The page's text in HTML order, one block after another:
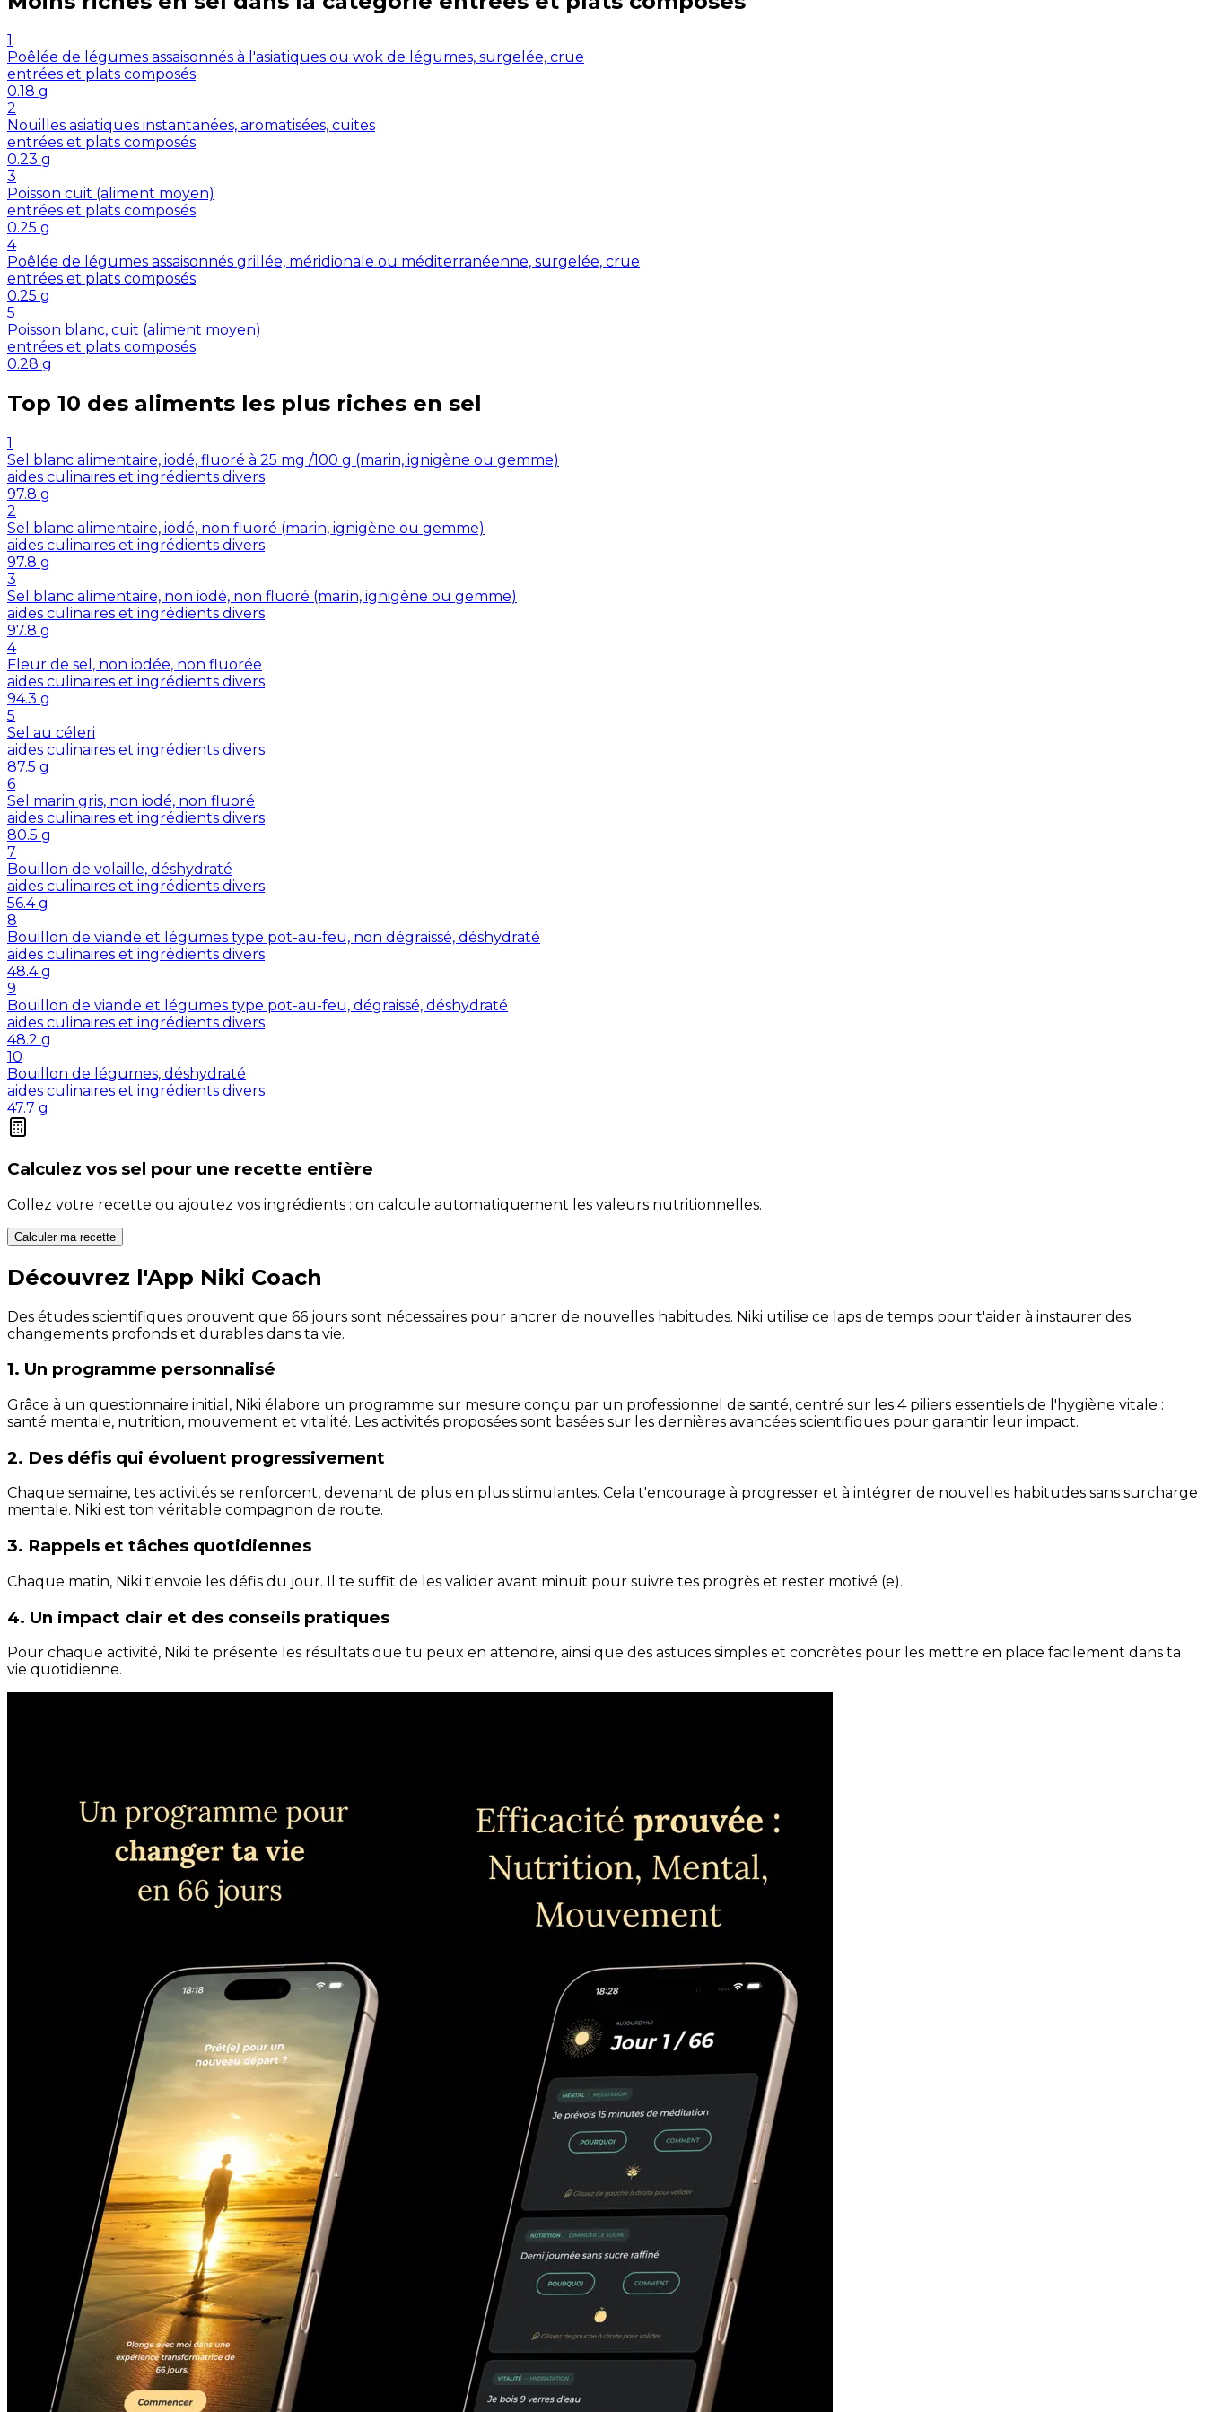
1
Poêlée de légumes assaisonnés à l'asiatiques ou wok de légumes, surgelée, crue
entrées et plats composés
0.18 g
2
Nouilles asiatiques instantanées, aromatisées, cuites
entrées et plats composés
0.23 g
3
Poisson cuit (aliment moyen)
entrées et plats composés
0.25 g
4
Poêlée de légumes assaisonnés grillée, méridionale ou méditerranéenne, surgelée, crue
entrées et plats composés
0.25 g
5
Poisson blanc, cuit (aliment moyen)
entrées et plats composés
0.28 g
Top 10 des aliments les plus riches en sel
1
Sel blanc alimentaire, iodé, fluoré à 25 mg /100 g (marin, ignigène ou gemme)
aides culinaires et ingrédients divers
97.8 g
2
Sel blanc alimentaire, iodé, non fluoré (marin, ignigène ou gemme)
aides culinaires et ingrédients divers
97.8 g
3
Sel blanc alimentaire, non iodé, non fluoré (marin, ignigène ou gemme)
aides culinaires et ingrédients divers
97.8 g
4
Fleur de sel, non iodée, non fluorée
aides culinaires et ingrédients divers
94.3 g
5
Sel au céleri
aides culinaires et ingrédients divers
87.5 g
6
Sel marin gris, non iodé, non fluoré
aides culinaires et ingrédients divers
80.5 g
7
Bouillon de volaille, déshydraté
aides culinaires et ingrédients divers
56.4 g
8
Bouillon de viande et légumes type pot-au-feu, non dégraissé, déshydraté
aides culinaires et ingrédients divers
48.4 g
9
Bouillon de viande et légumes type pot-au-feu, dégraissé, déshydraté
aides culinaires et ingrédients divers
48.2 g
10
Bouillon de légumes, déshydraté
aides culinaires et ingrédients divers
47.7 g
Calculez vos sel pour une recette entière
Collez votre recette ou ajoutez vos ingrédients : on calcule automatiquement les valeurs nutritionnelles.
Calculer ma recette
Découvrez l'App Niki Coach
Des études scientifiques prouvent que 66 jours sont nécessaires pour ancrer de nouvelles habitudes. Niki utilise ce laps de temps pour t'aider à instaurer des
changements profonds et durables dans ta vie.
1. Un programme personnalisé
Grâce à un questionnaire initial, Niki élabore un programme sur mesure conçu par un professionnel de santé, centré sur les 4 piliers essentiels de l'hygiène vitale :
santé mentale, nutrition, mouvement et vitalité. Les activités proposées sont basées sur les dernières avancées scientifiques pour garantir leur impact.
2. Des défis qui évoluent progressivement
Chaque semaine, tes activités se renforcent, devenant de plus en plus stimulantes. Cela t'encourage à progresser et à intégrer de nouvelles habitudes sans surcharge
mentale. Niki est ton véritable compagnon de route.
3. Rappels et tâches quotidiennes
Chaque matin, Niki t'envoie les défis du jour. Il te suffit de les valider avant minuit pour suivre tes progrès et rester motivé (e).
4. Un impact clair et des conseils pratiques
Pour chaque activité, Niki te présente les résultats que tu peux en attendre, ainsi que des astuces simples et concrètes pour les mettre en place facilement dans ta
vie quotidienne.